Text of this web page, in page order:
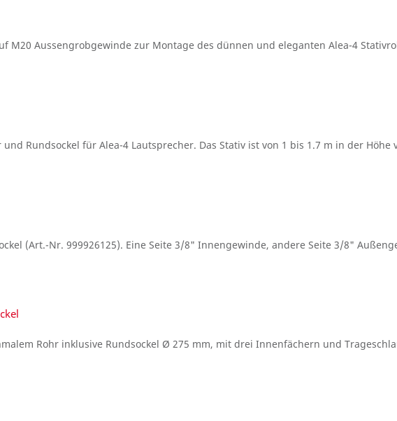
M20 Aussengrobgewinde zur Montage des dünnen und eleganten Alea-4
Rundsockel für Alea-4 Lautsprecher. Das Stativ ist von 1 bis 1.7 m in der
(Art.-Nr. 999926125). Eine Seite 3/8" Innengewinde, andere Seite 3/8"
Rohr inklusive Rundsockel Ø 275 mm, mit drei Innenfächern und